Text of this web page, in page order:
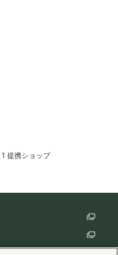
1 提携ショップ